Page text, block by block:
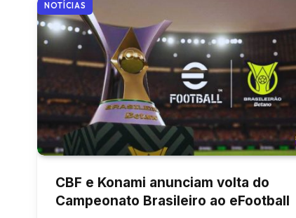
NOTÍCIAS
CBF e Konami anunciam volta do
Campeonato Brasileiro ao eFootball